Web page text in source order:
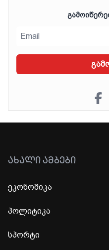
ᲐᲮᲐᲚᲘ ᲐᲛᲑᲔᲑᲘ
ეკონომიკა
პოლიტიკა
სპორტი